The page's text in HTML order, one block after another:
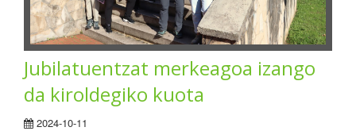
Jubilatuentzat merkeagoa izango
da kiroldegiko kuota
2024-10-11